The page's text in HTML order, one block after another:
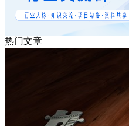
热门文章